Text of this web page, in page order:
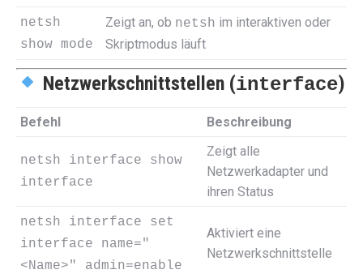
netsh
show mode
Zeigt an, ob netsh im interaktiven oder
Skriptmodus läuft
Netzwerkschnittstellen (interface)
Befehl Beschreibung
netsh interface show
interface
Zeigt alle
Netzwerkadapter und
ihren Status
netsh interface set
interface name="
<Name>" admin=enable
Aktiviert eine
Netzwerkschnittstelle